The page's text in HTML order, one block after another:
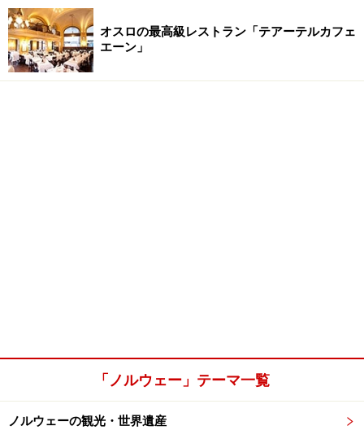
オスロの最高級レストラン「テアーテルカフェ
エーン」
「ノルウェー」テーマ一覧
ノルウェーの観光・世界遺産